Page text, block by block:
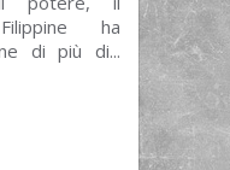
ha
di più di...